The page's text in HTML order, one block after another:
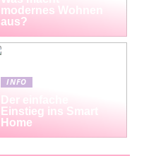
modernes Wohnen
aus?
INFO
Der einfache
Einstieg ins Smart
Home